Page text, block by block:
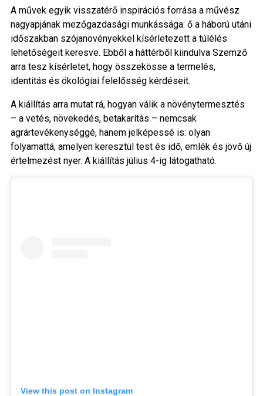
A művek egyik visszatérő inspirációs forrása a művész
nagyapjának mezőgazdasági munkássága: ő a háború utáni
időszakban szójanövényekkel kísérletezett a túlélés
lehetőségeit keresve. Ebből a háttérből kiindulva Szemző
arra tesz kísérletet, hogy összekösse a termelés,
identitás és ökológiai felelősség kérdéseit.
A kiállítás arra mutat rá, hogyan válik a növénytermesztés
– a vetés, növekedés, betakarítás – nemcsak
agrártevékenységgé, hanem jelképessé is: olyan
folyamattá, amelyen keresztül test és idő, emlék és jövő új
értelmezést nyer. A kiállítás július 4-ig látogatható.
View this post on Instagram